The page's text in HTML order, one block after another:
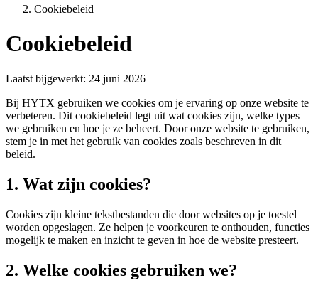
Cookiebeleid
Cookiebeleid
Laatst bijgewerkt: 24 juni 2026
Bij HYTX gebruiken we cookies om je ervaring op onze website te
verbeteren. Dit cookiebeleid legt uit wat cookies zijn, welke types
we gebruiken en hoe je ze beheert. Door onze website te gebruiken,
stem je in met het gebruik van cookies zoals beschreven in dit
beleid.
1. Wat zijn cookies?
Cookies zijn kleine tekstbestanden die door websites op je toestel
worden opgeslagen. Ze helpen je voorkeuren te onthouden, functies
mogelijk te maken en inzicht te geven in hoe de website presteert.
2. Welke cookies gebruiken we?